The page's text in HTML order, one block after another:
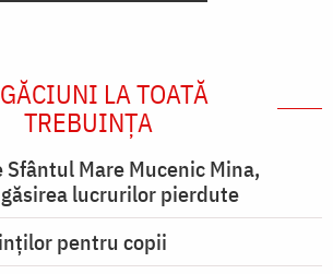
LA TOATĂ
TREBUINȚA
Mare Mucenic Mina,
lucrurilor pierdute
pentru copii